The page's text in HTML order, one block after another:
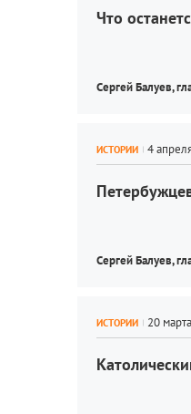
Что
Сергей Балуев,
ИСТОРИИ
Сергей Балуев,
ИСТОРИИ